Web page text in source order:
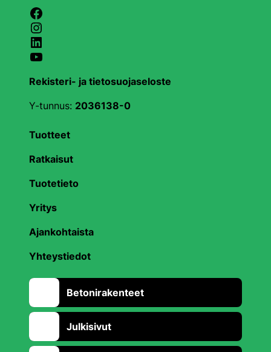
Facebook
Instagram
LinkedIn
YouTube
Rekisteri- ja tietosuojaseloste
Y-tunnus: 2036138-0
Tuotteet
Ratkaisut
Tuotetieto
Yritys
Ajankohtaista
Yhteystiedot
Betonirakenteet
Julkisivut